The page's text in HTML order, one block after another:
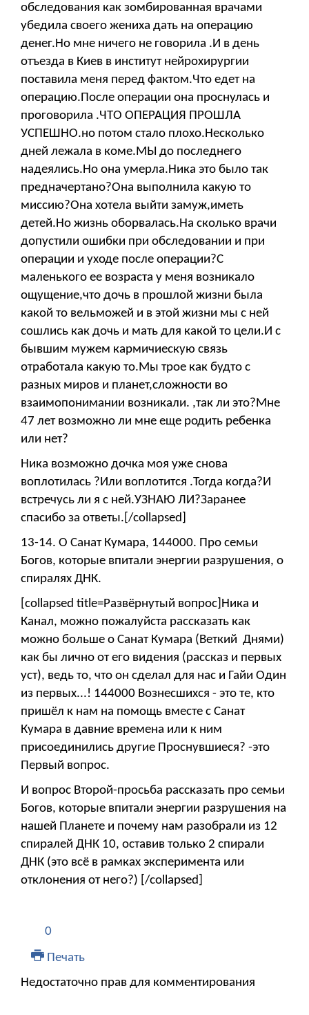
обследования как зомбированная врачами
убедила своего жениха дать на операцию
денег.Но мне ничего не говорила .И в день
отъезда в Киев в институт нейрохирургии
поставила меня перед фактом.Что едет на
операцию.После операции она проснулась и
проговорила .ЧТО ОПЕРАЦИЯ ПРОШЛА
УСПЕШНО.но потом стало плохо.Несколько
дней лежала в коме.МЫ до последнего
надеялись.Но она умерла.Ника это было так
предначертано?Она выполнила какую то
миссию?Она хотела выйти замуж,иметь
детей.Но жизнь оборвалась.На сколько врачи
допустили ошибки при обследовании и при
операции и уходе после операции?С
маленького ее возраста у меня возникало
ощущение,что дочь в прошлой жизни была
какой то вельможей и в этой жизни мы с ней
сошлись как дочь и мать для какой то цели.И с
бывшим мужем кармичиескую связь
отработала какую то.Мы трое как будто с
разных миров и планет,сложности во
взаимопонимании возникали. ,так ли это?Мне
47 лет возможно ли мне еще родить ребенка
или нет?
Ника возможно дочка моя уже снова
воплотилась ?Или воплотится .Тогда когда?И
встречусь ли я с ней.УЗНАЮ ЛИ?Заранее
спасибо за ответы.[/collapsed]
13-14. О Санат Кумара, 144000. Про семьи
Богов, которые впитали энергии разрушения, о
спиралях ДНК.
[collapsed title=Развёрнутый вопрос]Ника и
Канал, можно пожалуйста рассказать как
можно больше о Санат Кумара (Веткий Днями)
как бы лично от его видения (рассказ и первых
уст), ведь то, что он сделал для нас и Гайи Один
из первых...! 144000 Вознесшихся - это те, кто
пришёл к нам на помощь вместе с Санат
Кумара в давние времена или к ним
присоединились другие Проснувшиеся? -это
Первый вопрос.
И вопрос Второй-просьба рассказать про семьи
Богов, которые впитали энергии разрушения на
нашей Планете и почему нам разобрали из 12
спиралей ДНК 10, оставив только 2 спирали
ДНК (это всё в рамках эксперимента или
отклонения от него?) [/collapsed]
0
Печать
Недостаточно прав для комментирования